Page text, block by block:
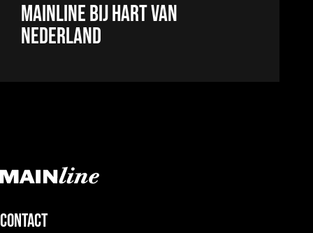
Mainline bij Hart van
Nederland
Contact